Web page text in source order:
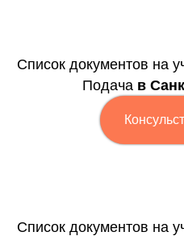
Список документов на
Подача в
Список документов на